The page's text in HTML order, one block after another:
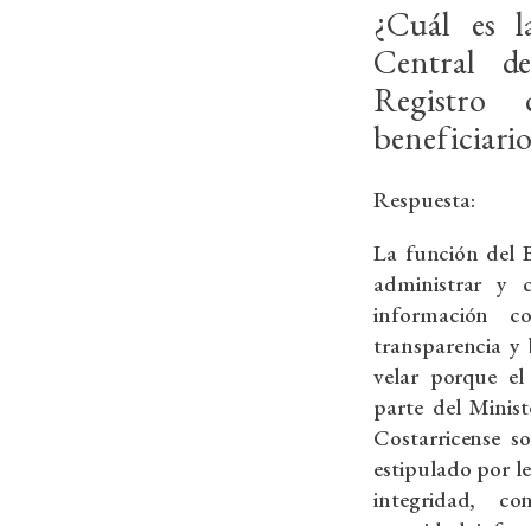
¿Cuál es
Central
Registro
Respuesta:
La función del
administrar y
información
transparencia y
velar porque
parte del
Costarricense
estipulado por
integridad,